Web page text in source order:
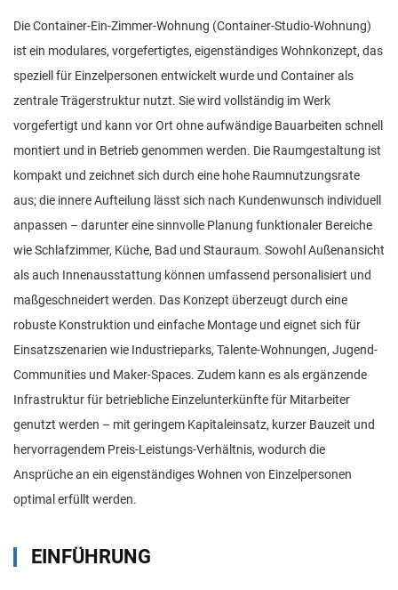
Die Container-Ein-Zimmer-Wohnung (Container-Studio-Wohnung)
ist ein modulares, vorgefertigtes, eigenständiges Wohnkonzept, das
speziell für Einzelpersonen entwickelt wurde und Container als
zentrale Trägerstruktur nutzt. Sie wird vollständig im Werk
vorgefertigt und kann vor Ort ohne aufwändige Bauarbeiten schnell
montiert und in Betrieb genommen werden. Die Raumgestaltung ist
kompakt und zeichnet sich durch eine hohe Raumnutzungsrate
aus; die innere Aufteilung lässt sich nach Kundenwunsch individuell
anpassen – darunter eine sinnvolle Planung funktionaler Bereiche
wie Schlafzimmer, Küche, Bad und Stauraum. Sowohl Außenansicht
als auch Innenausstattung können umfassend personalisiert und
maßgeschneidert werden. Das Konzept überzeugt durch eine
robuste Konstruktion und einfache Montage und eignet sich für
Einsatzszenarien wie Industrieparks, Talente-Wohnungen, Jugend-
Communities und Maker-Spaces. Zudem kann es als ergänzende
Infrastruktur für betriebliche Einzelunterkünfte für Mitarbeiter
genutzt werden – mit geringem Kapitaleinsatz, kurzer Bauzeit und
hervorragendem Preis-Leistungs-Verhältnis, wodurch die
Ansprüche an ein eigenständiges Wohnen von Einzelpersonen
optimal erfüllt werden.
EINFÜHRUNG